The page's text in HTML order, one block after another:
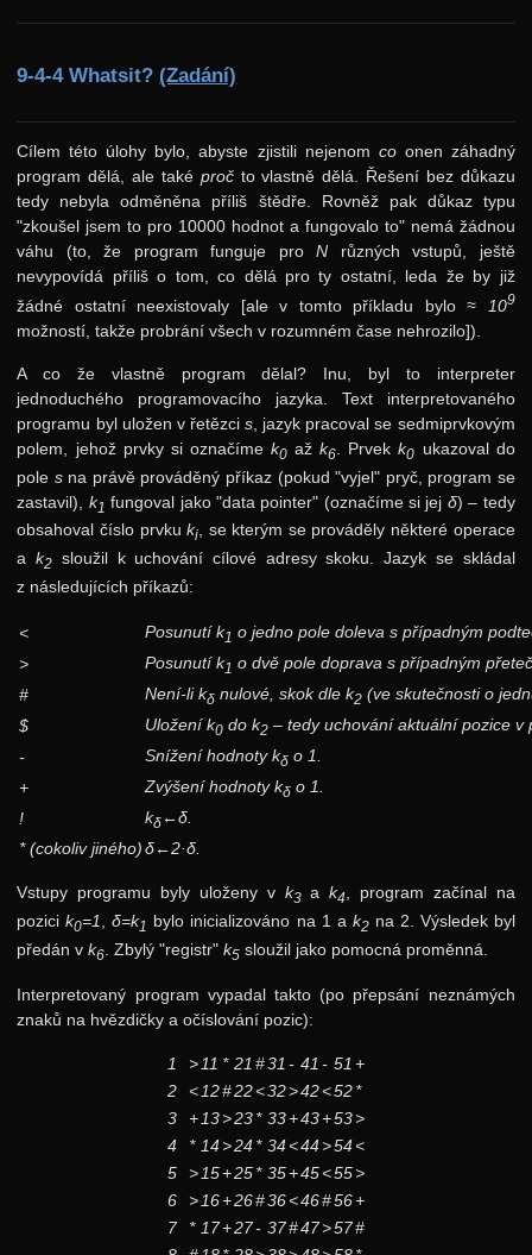
9-4-4 Whatsit?(Zadání)
Cílem této úlohy bylo, abyste zjistili nejenom coonen záhadný
program dělá, ale také pročto vlastně dělá. Řešení bez důkazu
tedy nebyla odměněna příliš štědře. Rovněž pak důkaz typu
"zkoušel jsem to pro 10000 hodnot a fungovalo to" nemá žádnou
váhu (to, že program funguje proN různých vstupů, ještě
nevypovídá příliš o tom, co dělá pro ty ostatní, leda že by již
žádné ostatní neexistovaly [ale v tomto příkladu bylo≈ 109
možností, takže probrání všech v rozumném čase nehrozilo]).
A co že vlastně program dělal? Inu, byl to interpreter
jednoduchého programovacího jazyka. Text interpretovaného
programu byl uložen v řetězcis , jazyk pracoval se sedmiprvkovým
polem, jehož prvky si označíme k0ažk6 . Prvekk0 ukazoval do
pole sna právě prováděný příkaz (pokud "vyjel" pryč, program se
zastavil), k1 fungoval jako "data pointer" (označíme si jej δ) – tedy
obsahoval číslo prvkuki, se kterým se prováděly některé operace
ak2 sloužil k uchování cílové adresy skoku. Jazyk se skládal
z následujících příkazů:
< Posunutík1 o jedno pole doleva s případným
>
Posunutík1 o dvě pole doprava s případným
#
Není-likδ nulové, skok dlek2 (ve skutečnosti o
$
Uloženík0 dok2 – tedy uchování aktuální pozice v
-
Snížení hodnotykδ o 1.
+
Zvýšení hodnotykδ o 1.
!
kδ ←δ.
* (cokoliv jiného) δ←2·δ.
Vstupy programu byly uloženy v k3ak4 , program začínal na
pozicik0=1 ,δ=k1 bylo inicializováno na 1 a k2na 2. Výsledek byl
předán vk6 . Zbylý "registr"k5 sloužil jako pomocná proměnná.
Interpretovaný program vypadal takto (po přepsání neznámých
znaků na hvězdičky a očíslování pozic):
1 >11 * 21#31- 41- 51 +
2
<12#22<32>42<52*
3
+13>23* 33+43+53>
4
* 14>24* 34<44>54<
5
>15+25* 35+45<55>
6
>16+26#36<46#56+
7
* 17+27- 37#47>57#